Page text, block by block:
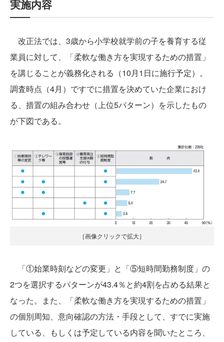
実施内容
改正法では、3歳から小学校就学前の子を養育する従
業員に対して、「柔軟な働き方を実現するための措置」
を講じることが義務化される（10月1日に施行予定）。
調査時点（4月）ですでに措置を決めていた企業におけ
る、措置の組み合わせ（上位5パターン）を示したもの
が下図である。
［画像クリックで拡大］
「①始業時刻などの変更」と「⑤短時間勤務制度」の
2つを選択するパターンが43.4％と約4割を占める結果と
なった。また、「柔軟な働き方を実現するための措置」
の個別周知、意向確認の方法・手段として、すでに実施
している、もしくは予定している内容を聞いたところ、